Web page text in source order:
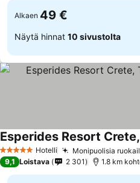
Alkaen 49 €
Näytä hinnat 10 sivustolta
5 Tähtiluokitus
Hotelli Monipuolisia
9,1 Loistava 2 301 1.8 km